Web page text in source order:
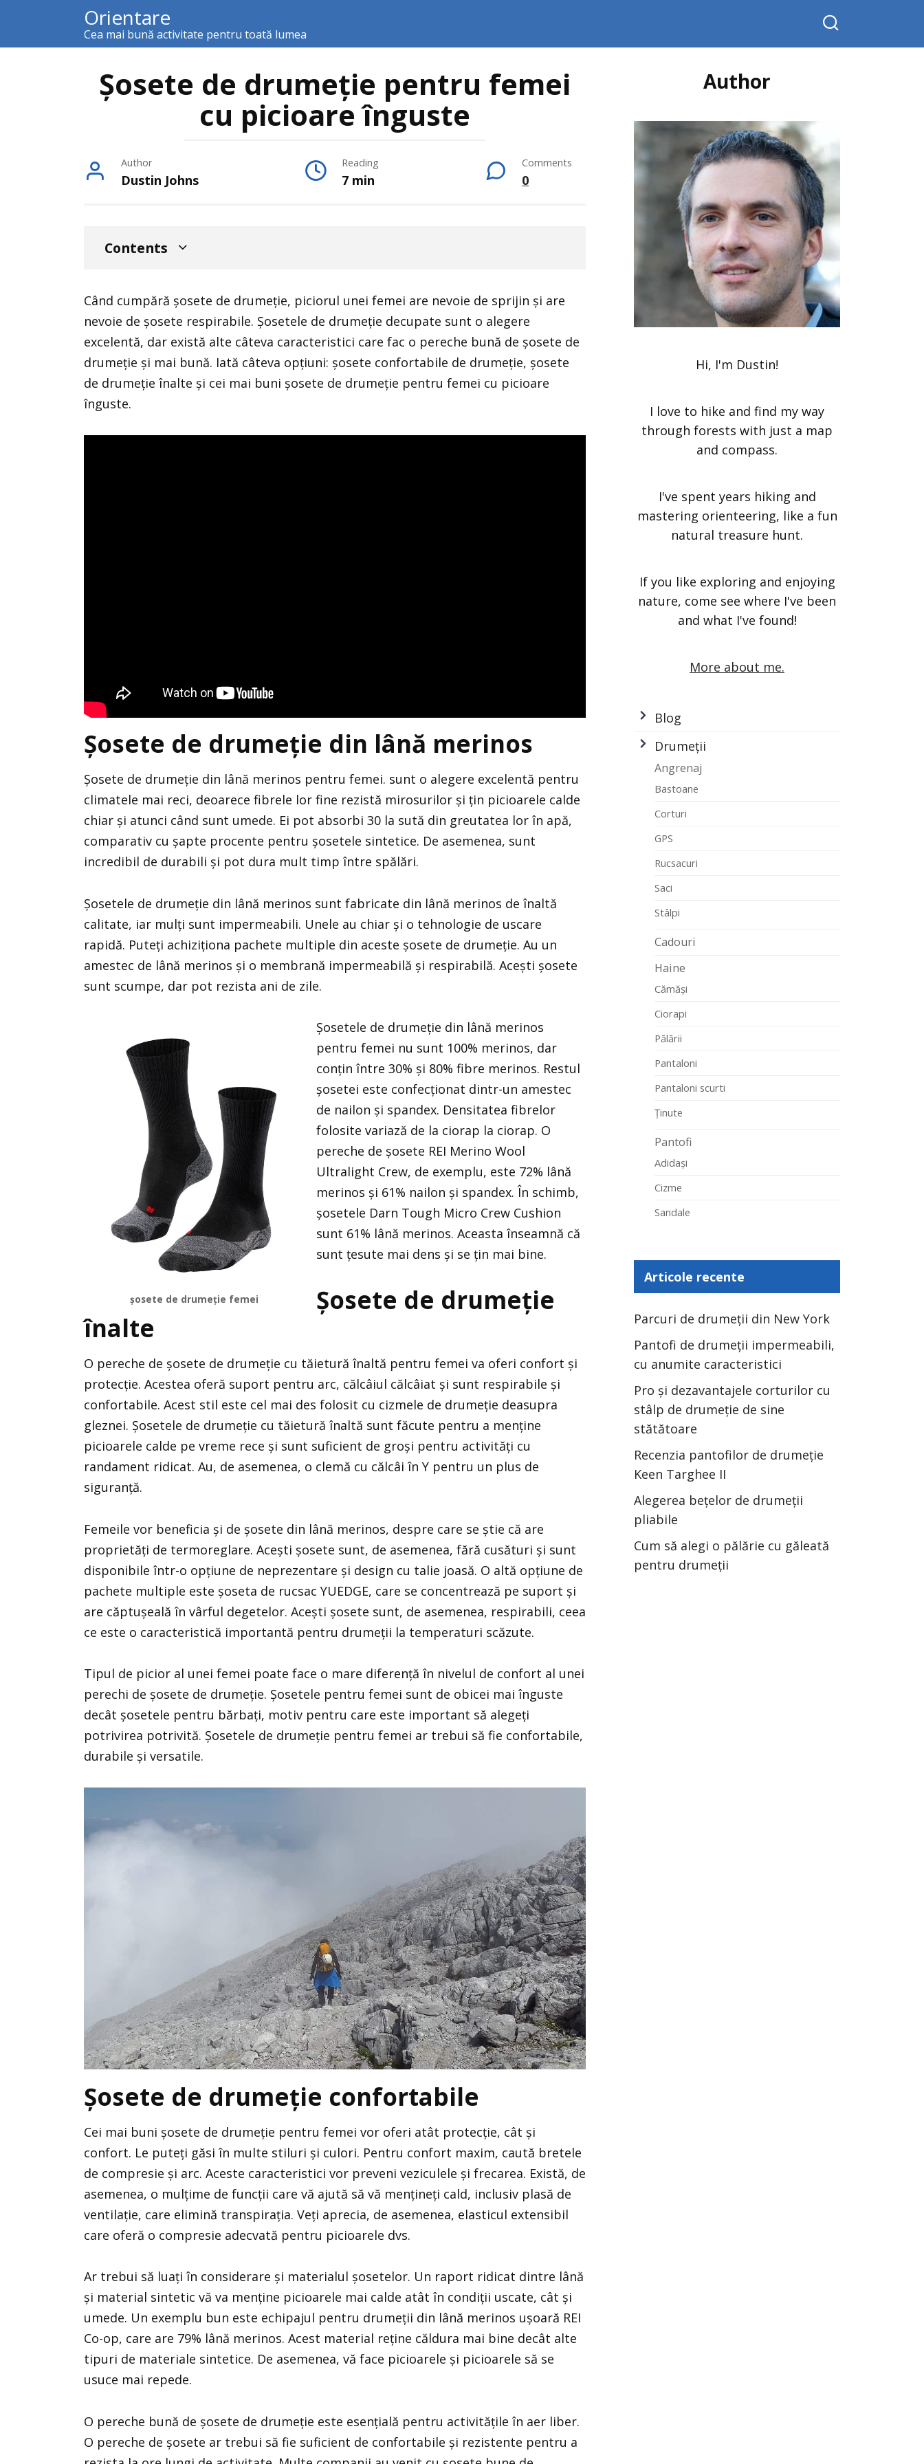
content
Orientare
Cea mai bună activitate pentru toată lumea
Șosete de drumeție pentru femei
cu picioare înguste
Author
Dustin Johns
Reading
7 min
Comments
0
Contents
Când cumpără șosete de drumeție, piciorul unei femei are nevoie de sprijin și are
nevoie de șosete respirabile. Șosetele de drumeție decupate sunt o alegere
excelentă, dar există alte câteva caracteristici care fac o pereche bună de șosete de
drumeție și mai bună. Iată câteva opțiuni: șosete confortabile de drumeție, șosete
de drumeție înalte și cei mai buni șosete de drumeție pentru femei cu picioare
înguste.
Șosete de drumeție din lână merinos
Șosete de drumeție din lână merinos pentru femei. sunt o alegere excelentă pentru
climatele mai reci, deoarece fibrele lor fine rezistă mirosurilor și țin picioarele calde
chiar și atunci când sunt umede. Ei pot absorbi 30 la sută din greutatea lor în apă,
comparativ cu șapte procente pentru șosetele sintetice. De asemenea, sunt
incredibil de durabili și pot dura mult timp între spălări.
Șosetele de drumeție din lână merinos sunt fabricate din lână merinos de înaltă
calitate, iar mulți sunt impermeabili. Unele au chiar și o tehnologie de uscare
rapidă. Puteți achiziționa pachete multiple din aceste șosete de drumeție. Au un
amestec de lână merinos și o membrană impermeabilă și respirabilă. Acești șosete
sunt scumpe, dar pot rezista ani de zile.
șosete de drumeție femei
Șosetele de drumeție din lână merinos
pentru femei nu sunt 100% merinos, dar
conțin între 30% și 80% fibre merinos. Restul
șosetei este confecționat dintr-un amestec
de nailon și spandex. Densitatea fibrelor
folosite variază de la ciorap la ciorap. O
pereche de șosete REI Merino Wool
Ultralight Crew, de exemplu, este 72% lână
merinos și 61% nailon și spandex. În schimb,
șosetele Darn Tough Micro Crew Cushion
sunt 61% lână merinos. Aceasta înseamnă că
sunt țesute mai dens și se țin mai bine.
Șosete de drumeție
înalte
O pereche de șosete de drumeție cu tăietură înaltă pentru femei va oferi confort și
protecție. Acestea oferă suport pentru arc, călcâiul călcâiat și sunt respirabile și
confortabile. Acest stil este cel mai des folosit cu cizmele de drumeție deasupra
gleznei. Șosetele de drumeție cu tăietură înaltă sunt făcute pentru a menține
picioarele calde pe vreme rece și sunt suficient de groși pentru activități cu
randament ridicat. Au, de asemenea, o clemă cu călcâi în Y pentru un plus de
siguranță.
Femeile vor beneficia și de șosete din lână merinos, despre care se știe că are
proprietăți de termoreglare. Acești șosete sunt, de asemenea, fără cusături și sunt
disponibile într-o opțiune de neprezentare și design cu talie joasă. O altă opțiune de
pachete multiple este șoseta de rucsac YUEDGE, care se concentrează pe suport și
are căptușeală în vârful degetelor. Acești șosete sunt, de asemenea, respirabili, ceea
ce este o caracteristică importantă pentru drumeții la temperaturi scăzute.
Tipul de picior al unei femei poate face o mare diferență în nivelul de confort al unei
perechi de șosete de drumeție. Șosetele pentru femei sunt de obicei mai înguste
decât șosetele pentru bărbați, motiv pentru care este important să alegeți
potrivirea potrivită. Șosetele de drumeție pentru femei ar trebui să fie confortabile,
durabile și versatile.
Șosete de drumeție confortabile
Cei mai buni șosete de drumeție pentru femei vor oferi atât protecție, cât și
confort. Le puteți găsi în multe stiluri și culori. Pentru confort maxim, caută bretele
de compresie și arc. Aceste caracteristici vor preveni veziculele și frecarea. Există, de
asemenea, o mulțime de funcții care vă ajută să vă mențineți cald, inclusiv plasă de
ventilație, care elimină transpirația. Veți aprecia, de asemenea, elasticul extensibil
care oferă o compresie adecvată pentru picioarele dvs.
Ar trebui să luați în considerare și materialul șosetelor. Un raport ridicat dintre lână
și material sintetic vă va menține picioarele mai calde atât în ​​condiții uscate, cât și
umede. Un exemplu bun este echipajul pentru drumeții din lână merinos ușoară REI
Co-op, care are 79% lână merinos. Acest material reține căldura mai bine decât alte
tipuri de materiale sintetice. De asemenea, vă face picioarele și picioarele să se
usuce mai repede.
O pereche bună de șosete de drumeție este esențială pentru activitățile în aer liber.
O pereche de șosete ar trebui să fie suficient de confortabile și rezistente pentru a
Author
Hi, I'm Dustin!
I love to hike and find my way
through forests with just a map
and compass.
I've spent years hiking and
mastering orienteering, like a fun
natural treasure hunt.
If you like exploring and enjoying
nature, come see where I've been
and what I've found!
More about me.
Blog
Drumeții
Angrenaj
Bastoane
Corturi
GPS
Rucsacuri
Saci
Stâlpi
Cadouri
Haine
Cămăși
Ciorapi
Pălării
Pantaloni
Pantaloni scurti
Ținute
Pantofi
Adidași
Cizme
Sandale
Articole recente
Parcuri de drumeții din New York
Pantofi de drumeții impermeabili,
cu anumite caracteristici
Pro și dezavantajele corturilor cu
stâlp de drumeție de sine
stătătoare
Recenzia pantofilor de drumeție
Keen Targhee II
Alegerea bețelor de drumeții
pliabile
Cum să alegi o pălărie cu găleată
pentru drumeții